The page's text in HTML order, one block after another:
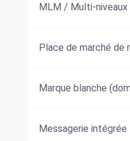
MLM / Multi-
Place de marché de
Marque blanche
Messagerie intégrée